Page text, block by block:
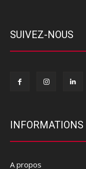
SUIVEZ-NOUS
INFORMATIONS
A propos